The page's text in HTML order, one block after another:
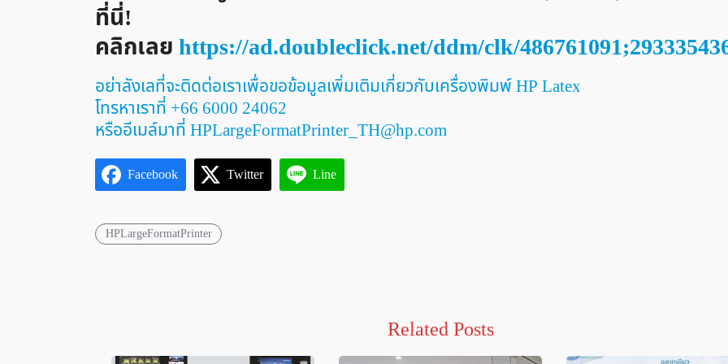
ที่นี่!
คลิกเลยhttps://ad.doubleclick.net/ddm/clk/
อย่าลังเลที่จะติดต่อเราเพื่อขอข้อมูลเพิ่มเติมเกี่ยวกับเครื่องพิมพ์ HP Latex
โทรหาเราที่ +66 6000 24062
หรืออีเมล์มาที่HPLargeFormatPrinter_TH@hp.com
Facebook Twitter Line
HPLargeFormatPrinter
Related Posts